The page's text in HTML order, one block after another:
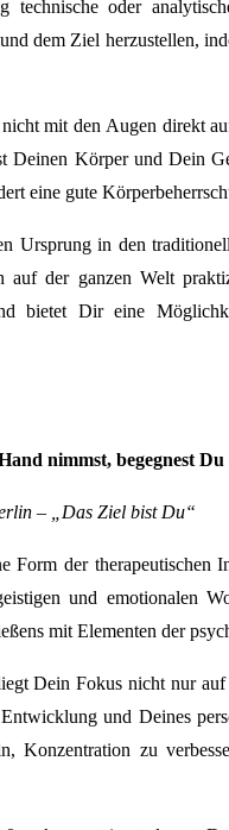
technische oder
dem Ziel herzustellen,
mit den Augen direkt
Deinen Körper und Dein
eine gute
Ursprung in den
auf der ganzen Welt
bietet Dir eine
nimmst, begegnest
– „Das Ziel bist Du“
Form der
und emotionalen
mit Elementen der
Dein Fokus nicht nur
und Deines
Konzentration zu